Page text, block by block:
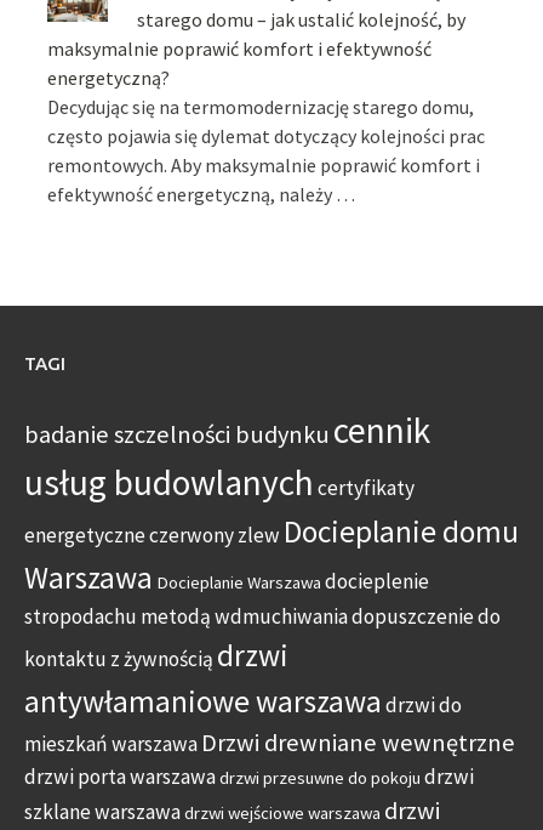
starego domu – jak ustalić kolejność, by
maksymalnie poprawić komfort i efektywność
energetyczną?
Decydując się na termomodernizację starego domu,
często pojawia się dylemat dotyczący kolejności prac
remontowych. Aby maksymalnie poprawić komfort i
efektywność energetyczną, należy …
TAGI
badanie szczelności budynku cennik
usług budowlanych certyfikaty
energetyczneczerwony zlew Docieplanie domu
Warszawa Docieplanie Warszawa docieplenie
stropodachu metodą wdmuchiwaniadopuszczenie do
kontaktu z żywnością drzwi
antywłamaniowe warszawa drzwi do
mieszkań warszawa Drzwi drewniane wewnętrzne
drzwi porta warszawadrzwi przesuwne do pokoju drzwi
szklane warszawadrzwi wejściowe warszawa drzwi